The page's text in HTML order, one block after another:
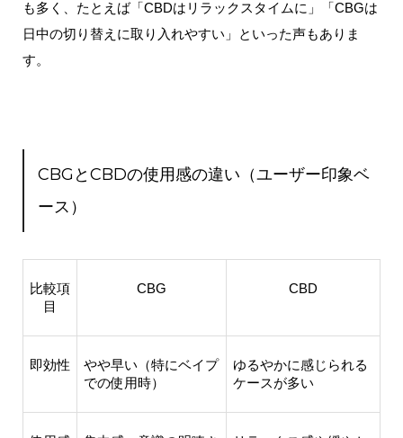
も多く 、たとえば「CBDはリラックスタイムに」「CBGは
日中の切り替えに取り入れやすい」といった声もありま
す。
CBGとCBDの使用感の違い（ユーザー印象ベ
ース）
比較項
目
CBG CBD
即効性
やや早い（特にベイプ
での使用時）
ゆるやかに感じられる
ケースが多い